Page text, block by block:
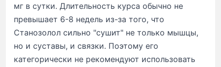
мг в сутки. Длительность курса обычно не
превышает 6-8 недель из-за того, что
Станозолол сильно "сушит" не только мышцы,
но и суставы, и связки. Поэтому его
категорически не рекомендуют использовать